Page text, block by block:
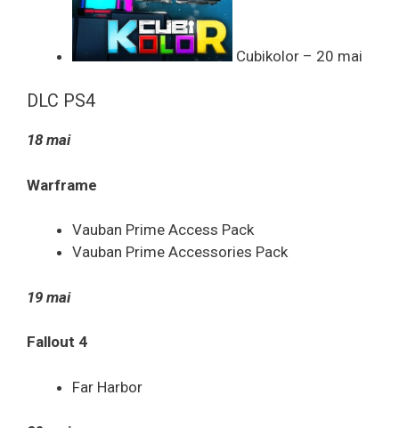
Cubikolor – 20 mai
DLC PS4
18 mai
Warframe
Vauban Prime Access Pack
Vauban Prime Accessories Pack
19 mai
Fallout 4
Far Harbor